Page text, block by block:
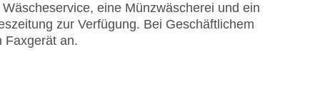
eine Münzwäscherei und ein
zur Verfügung. Bei Geschäftlichem
Faxgerät an.